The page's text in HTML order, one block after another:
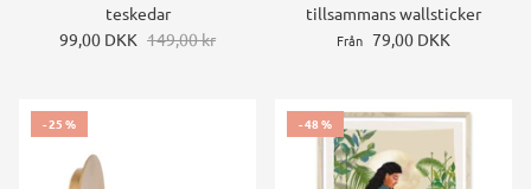
teskedar
99,00 DKK 149,00 kr
tillsammans wallsticker
Från 79,00 DKK
- 25 % - 48 %